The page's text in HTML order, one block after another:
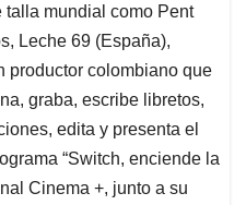
talla mundial como Pent
Leche 69 (España),
productor colombiano que
graba, escribe libretos,
edita y presenta el
“Switch, enciende la
Cinema +, junto a su